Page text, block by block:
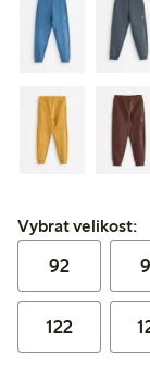
Vybrat velikost:
Vybrat velikost:
92
122